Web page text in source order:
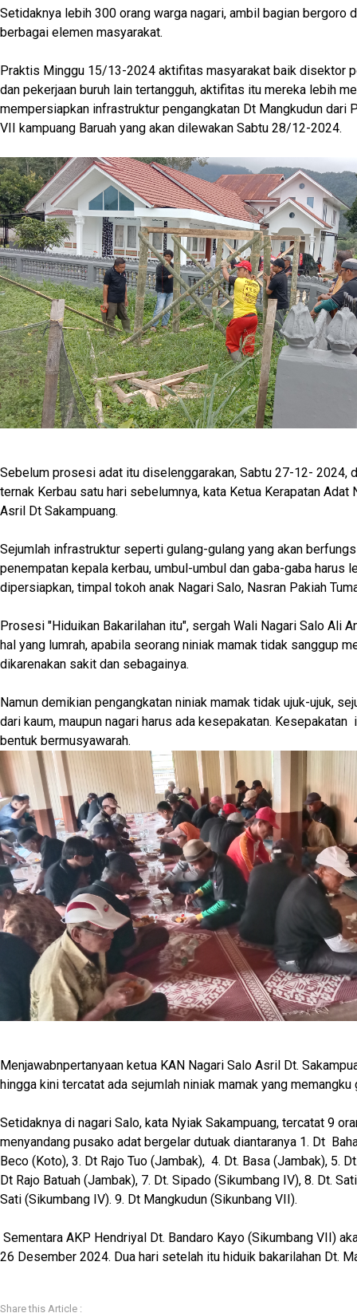
Setidaknya lebih 300 orang warga nagari, ambil bagian bergoro
berbagai elemen masyarakat.
Praktis Minggu 15/13-2024 aktifitas masyarakat baik disektor
dan pekerjaan buruh lain tertangguh, aktifitas itu mereka lebih
mempersiapkan infrastruktur pengangkatan Dt Mangkudun dari
VII kampuang Baruah yang akan dilewakan Sabtu 28/12-2024.
Sebelum prosesi adat itu diselenggarakan, Sabtu 27-12- 2024,
ternak Kerbau satu hari sebelumnya, kata Ketua Kerapatan Adat
Asril Dt Sakampuang.
Sejumlah infrastruktur seperti gulang-gulang yang akan
penempatan kepala kerbau, umbul-umbul dan gaba-gaba harus
dipersiapkan, timpal tokoh anak Nagari Salo, Nasran Pakiah
Prosesi "Hiduikan Bakarilahan itu", sergah Wali Nagari Salo Ali
hal yang lumrah, apabila seorang niniak mamak tidak sanggup
dikarenakan sakit dan sebagainya.
Namun demikian pengangkatan niniak mamak tidak ujuk-ujuk,
dari kaum, maupun nagari harus ada kesepakatan. Kesepakatan
bentuk bermusyawarah.
Menjawabnpertanyaan ketua KAN Nagari Salo Asril Dt.
hingga kini tercatat ada sejumlah niniak mamak yang memangku
Setidaknya di nagari Salo, kata Nyiak Sakampuang, tercatat 9
menyandang pusako adat bergelar dutuak diantaranya 1. Dt
Beco (Koto), 3. Dt Rajo Tuo (Jambak), 4. Dt. Basa (Jambak), 5.
Dt Rajo Batuah (Jambak), 7. Dt. Sipado (Sikumbang IV), 8. Dt.
Sati (Sikumbang IV). 9. Dt Mangkudun (Sikunbang VII).
Sementara AKP Hendriyal Dt. Bandaro Kayo (Sikumbang VII)
26 Desember 2024. Dua hari setelah itu hiduik bakarilahan Dt.